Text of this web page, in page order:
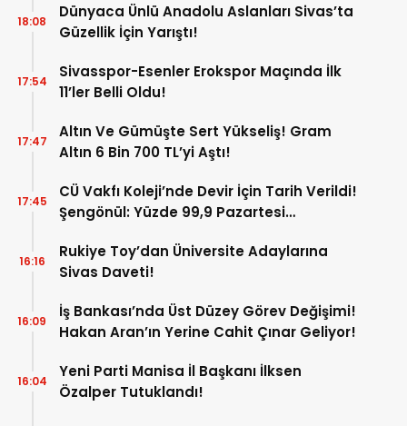
Dünyaca Ünlü Anadolu Aslanları Sivas’ta
Güzellik İçin Yarıştı!
18:08
Sivasspor-Esenler Erokspor Maçında İlk
11’ler Belli Oldu!
17:54
Altın Ve Gümüşte Sert Yükseliş! Gram
Altın 6 Bin 700 TL’yi Aştı!
17:47
CÜ Vakfı Koleji’nde Devir İçin Tarih Verildi!
Şengönül: Yüzde 99,9 Pazartesi
17:45
Rukiye Toy’dan Üniversite Adaylarına
Sivas Daveti!
16:16
İş Bankası’nda Üst Düzey Görev Değişimi!
Hakan Aran’ın Yerine Cahit Çınar Geliyor!
16:09
Yeni Parti Manisa İl Başkanı İlksen
Özalper Tutuklandı!
16:04